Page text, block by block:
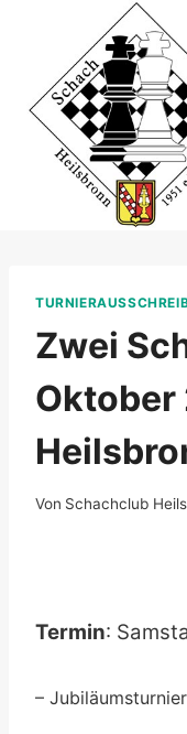
springen
Zwei
Oktober
Von Schachclub
Termin:
–